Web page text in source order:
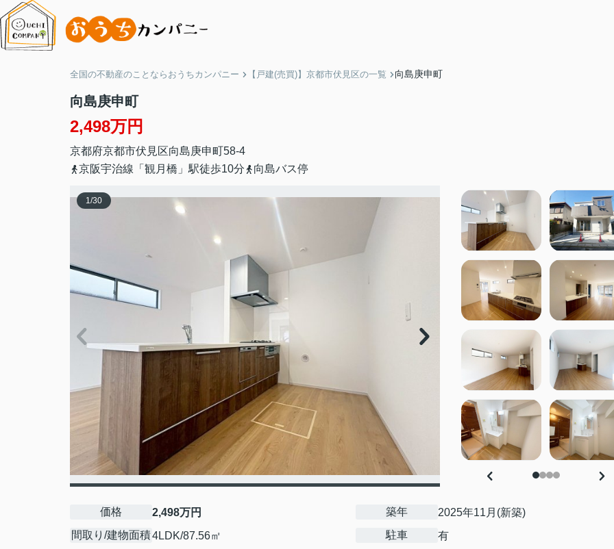
全国の不動産のことならおうちカンパニー 【戸建(売買)】京都市伏見区の一覧 向島庚申町
向島庚申町
2,498万円
京都府京都市伏見区向島庚申町58-4
京阪宇治線「観月橋」駅徒歩10分
向島バス停
1/30
価格
2,498万円
間取り/建物面積4LDK/87.56㎡
築年
2025年11月(新築)
駐車
有